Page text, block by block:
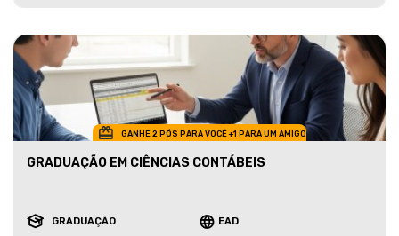
GANHE 2 PÓS PARA VOCÊ +1 PARA UM AMIGO
GRADUAÇÃO EM CIÊNCIAS CONTÁBEIS
GRADUAÇÃO EAD